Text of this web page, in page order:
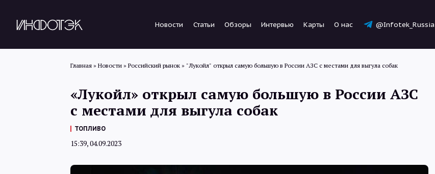
Новости Статьи Обзоры Интервью Карты О нас @Infotek_Russia
Статьи
Главная » Новости » Российский рынок » "Лукойл" открыл самую большую в России АЗС с местами для выгула собак
«Лукойл» открыл самую большую в России АЗС
с местами для выгула собак
ТОПЛИВО
15:39, 04.09.2023